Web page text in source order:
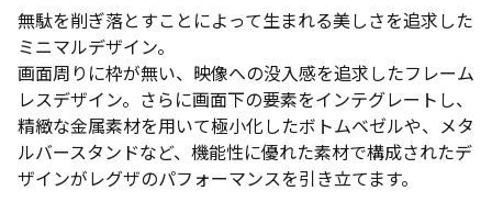
無駄を削ぎ落とすことによって生まれる美しさを追求した
ミニマルデザイン。
画面周りに枠が無い、映像への没入感を追求したフレーム
レスデザイン。さらに画面下の要素をインテグレートし、
精緻な金属素材を用いて極小化したボトムベゼルや、メタ
ルバースタンドなど、機能性に優れた素材で構成されたデ
ザインがレグザのパフォーマンスを引き立てます。